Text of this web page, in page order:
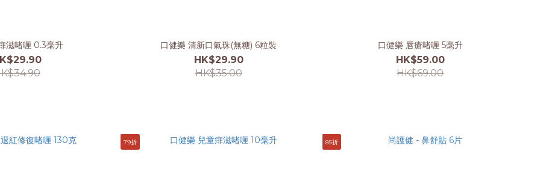
滋啫喱 0.3毫升 口健樂 清新口氣珠(無糖) 6粒裝
HK$29.90
HK$35.00
口健樂 唇瘡啫喱 5毫升
HK$59.00
HK$69.00
79折 85折